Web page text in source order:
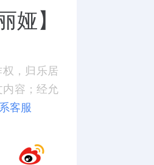
娅】
，归乐居
内容；经允
客服